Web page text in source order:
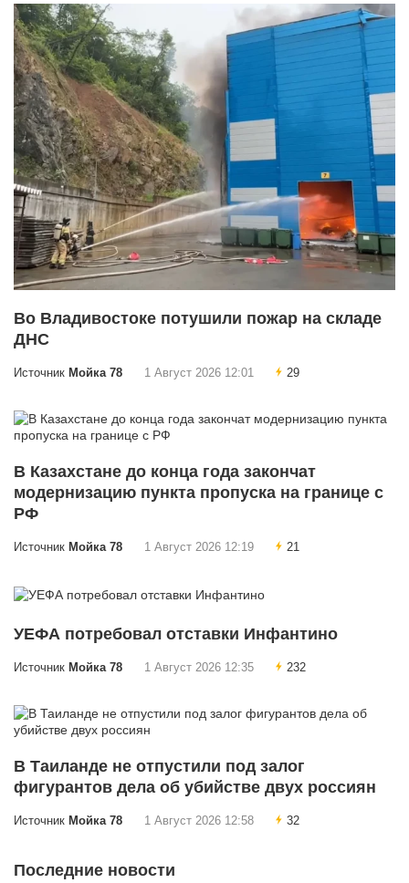
Во Владивостоке потушили пожар на складе
ДНС
Источник Мойка 78 1 Август 2026 12:01 29
В Казахстане до конца года закончат
модернизацию пункта пропуска на границе с
РФ
Источник Мойка 78 1 Август 2026 12:19 21
УЕФА потребовал отставки Инфантино
Источник Мойка 78 1 Август 2026 12:35 232
В Таиланде не отпустили под залог
фигурантов дела об убийстве двух россиян
Источник Мойка 78 1 Август 2026 12:58 32
Последние новости